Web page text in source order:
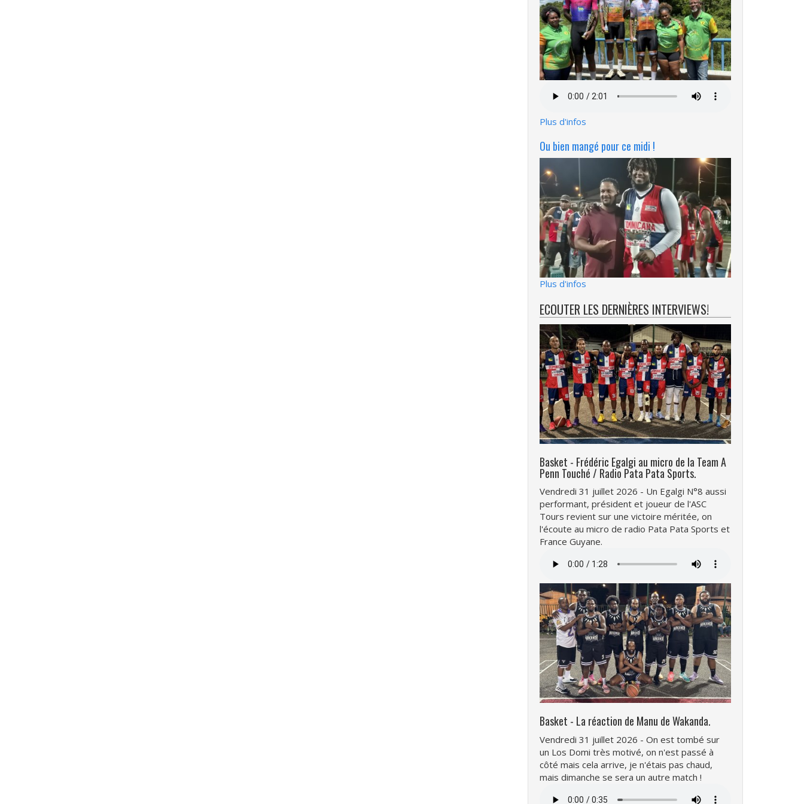
audio
Plus d'infos
Ou bien mangé pour ce midi !
Plus d'infos
ECOUTER LES DERNIÈRES INTERVIEWS!
Basket - Frédéric Egalgi au micro de la Team A
Penn Touché / Radio Pata Pata Sports.
Vendredi 31 juillet 2026 - Un Egalgi N°8 aussi
performant, président et joueur de l'ASC
Tours revient sur une victoire méritée, on
l'écoute au micro de radio Pata Pata Sports et
France Guyane.
audio
Basket - La réaction de Manu de Wakanda.
Vendredi 31 juillet 2026 - On est tombé sur
un Los Domi très motivé, on n'est passé à
côté mais cela arrive, je n'étais pas chaud,
mais dimanche se sera un autre match !
audio